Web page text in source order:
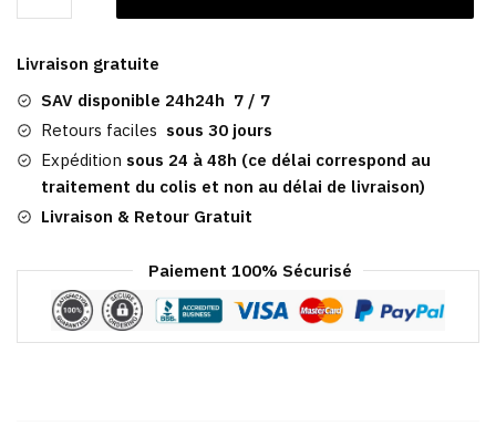
Casquette
|
Armée
Mécanicien
Livraison gratuite
SAV disponible 24h24h 7 / 7
Retours faciles sous 30 jours
Expédition sous 24 à 48h (ce délai correspond au
traitement du colis et non au délai de livraison)
Livraison & Retour Gratuit
Paiement 100% Sécurisé